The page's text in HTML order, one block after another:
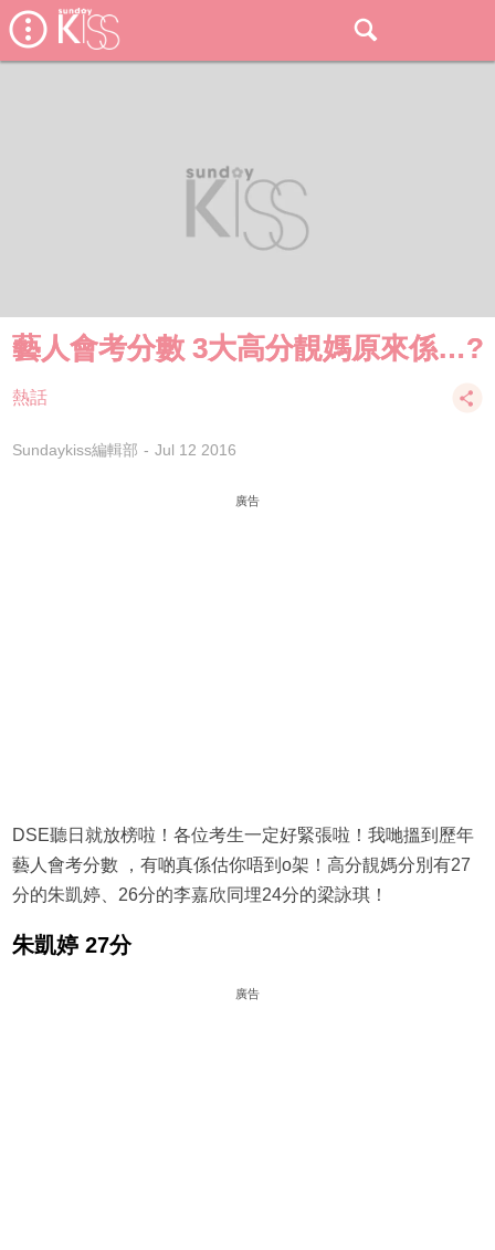
藝人會考分數 3大高分靚媽原來係…?
熱話
Sundaykiss編輯部 Jul 12 2016
廣告
DSE聽日就放榜啦！各位考生一定好緊張啦！我哋搵到歷年
藝人會考分數 ，有啲真係估你唔到o架！高分靚媽分別有27
分的朱凱婷、26分的李嘉欣同埋24分的梁詠琪！
朱凱婷 27分
廣告